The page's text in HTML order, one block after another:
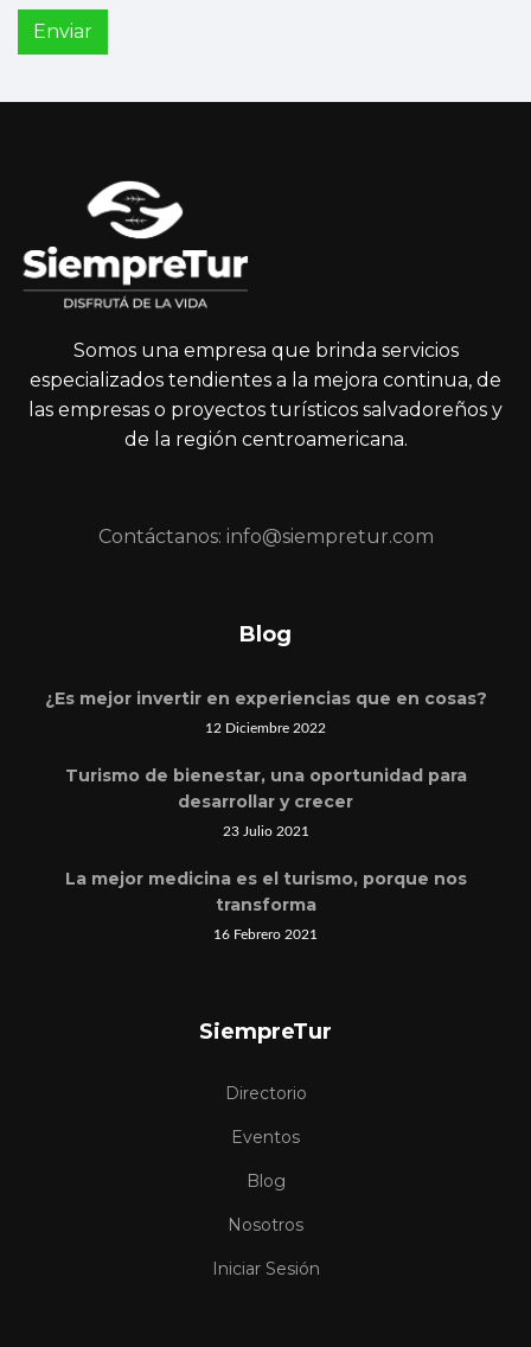
Enviar
Somos una empresa que brinda servicios
especializados tendientes a la mejora continua, de
las empresas o proyectos turísticos salvadoreños y
de la región centroamericana.
Contáctanos: info@siempretur.com
Blog
¿Es mejor invertir en experiencias que en cosas?
12 Diciembre 2022
Turismo de bienestar, una oportunidad para
desarrollar y crecer
23 Julio 2021
La mejor medicina es el turismo, porque nos
transforma
16 Febrero 2021
SiempreTur
Directorio
Eventos
Blog
Nosotros
Iniciar Sesión